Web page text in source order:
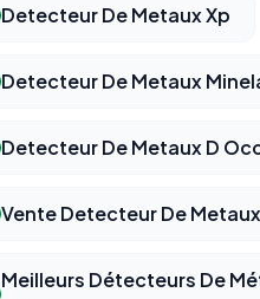
Detecteur De Metaux Xp
Detecteur De Metaux
Detecteur De Metaux D
Vente Detecteur De Metaux
Meilleurs Détecteurs De